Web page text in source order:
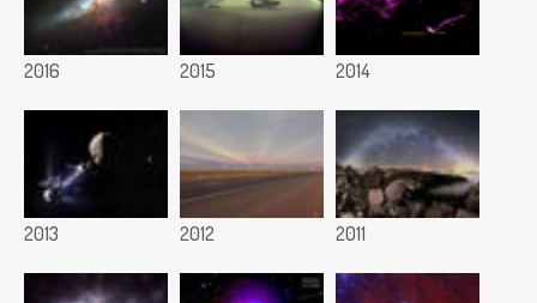
2016 2015 2014
2013 2012 2011